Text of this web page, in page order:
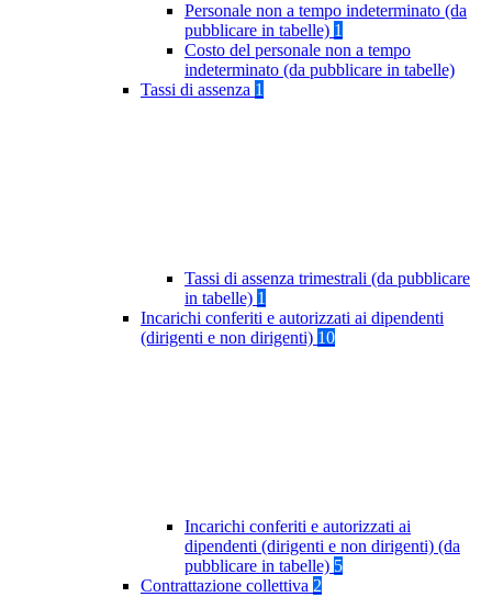
Personale non a tempo indeterminato (da
pubblicare in tabelle) 1
Costo del personale non a tempo
indeterminato (da pubblicare in tabelle)
Tassi di assenza 1
Tassi di assenza trimestrali (da pubblicare
in tabelle) 1
Incarichi conferiti e autorizzati ai dipendenti
(dirigenti e non dirigenti) 10
Incarichi conferiti e autorizzati ai
dipendenti (dirigenti e non dirigenti) (da
pubblicare in tabelle) 5
Contrattazione collettiva 2